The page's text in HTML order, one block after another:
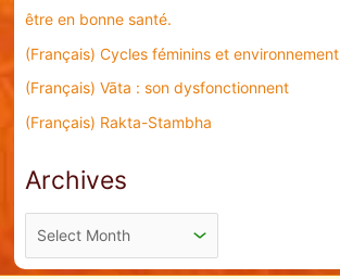
f
o
être en bonne santé.
(Français) Cycles féminins et environnement
(Français) Vāta : son dysfonctionnent
(Français) Rakta-Stambha
Archives
r